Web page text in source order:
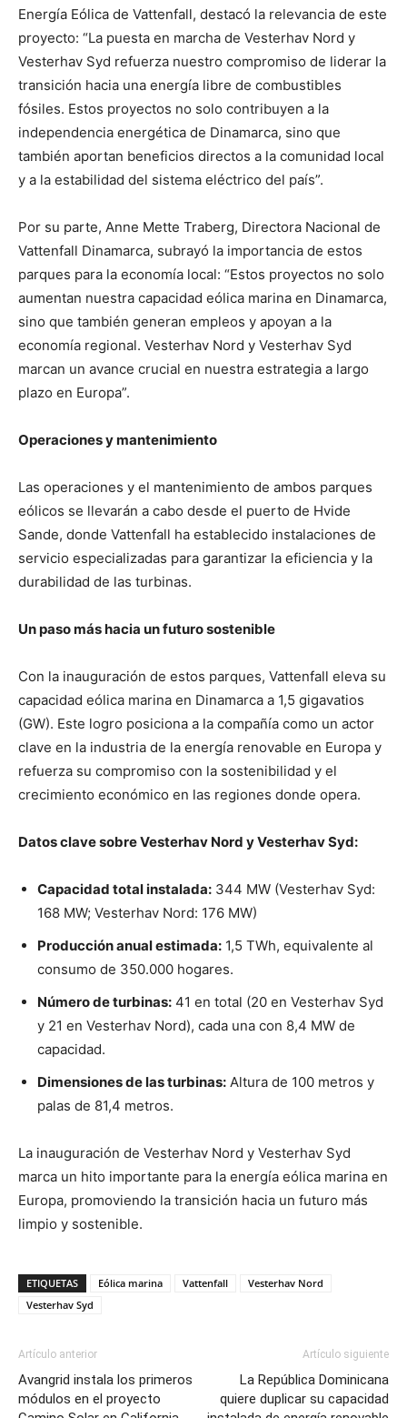
Energía Eólica de Vattenfall, destacó la relevancia de este
proyecto: “La puesta en marcha de Vesterhav Nord y
Vesterhav Syd refuerza nuestro compromiso de liderar la
transición hacia una energía libre de combustibles
fósiles. Estos proyectos no solo contribuyen a la
independencia energética de Dinamarca, sino que
también aportan beneficios directos a la comunidad local
y a la estabilidad del sistema eléctrico del país”.
Por su parte, Anne Mette Traberg, Directora Nacional de
Vattenfall Dinamarca, subrayó la importancia de estos
parques para la economía local: “Estos proyectos no solo
aumentan nuestra capacidad eólica marina en Dinamarca,
sino que también generan empleos y apoyan a la
economía regional. Vesterhav Nord y Vesterhav Syd
marcan un avance crucial en nuestra estrategia a largo
plazo en Europa”.
Operaciones y mantenimiento
Las operaciones y el mantenimiento de ambos parques
eólicos se llevarán a cabo desde el puerto de Hvide
Sande, donde Vattenfall ha establecido instalaciones de
servicio especializadas para garantizar la eficiencia y la
durabilidad de las turbinas.
Un paso más hacia un futuro sostenible
Con la inauguración de estos parques, Vattenfall eleva su
capacidad eólica marina en Dinamarca a 1,5 gigavatios
(GW). Este logro posiciona a la compañía como un actor
clave en la industria de la energía renovable en Europa y
refuerza su compromiso con la sostenibilidad y el
crecimiento económico en las regiones donde opera.
Datos clave sobre Vesterhav Nord y Vesterhav Syd:
Capacidad total instalada: 344 MW (Vesterhav Syd:
168 MW; Vesterhav Nord: 176 MW)
Producción anual estimada: 1,5 TWh, equivalente al
consumo de 350.000 hogares.
Número de turbinas: 41 en total (20 en Vesterhav Syd
y 21 en Vesterhav Nord), cada una con 8,4 MW de
capacidad.
Dimensiones de las turbinas: Altura de 100 metros y
palas de 81,4 metros.
La inauguración de Vesterhav Nord y Vesterhav Syd
marca un hito importante para la energía eólica marina en
Europa, promoviendo la transición hacia un futuro más
limpio y sostenible.
ETIQUETAS Eólica marina Vattenfall
Vesterhav Nord
Vesterhav Syd
Artículo anterior
Avangrid instala los primeros
módulos en el proyecto
Artículo siguiente
La República Dominicana
quiere duplicar su capacidad